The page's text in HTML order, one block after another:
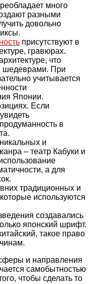
много
разными
довольно
присутствуют в
гравюрах.
что
шедеврами. При
учитывается
Японии.
Если
в
и
– театр Кабуки и
а для
традиционных и
используются
создавались
японский шрифт.
такое право
и направления
самобытностью
чтобы сделать то